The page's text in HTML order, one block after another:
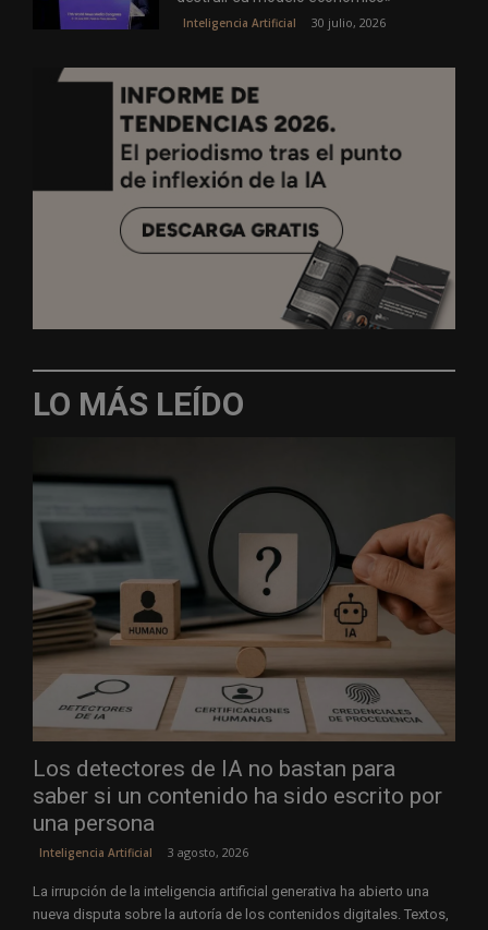
Inteligencia Artificial 30 julio, 2026
LO MÁS LEÍDO
Los detectores de IA no bastan para
saber si un contenido ha sido escrito por
una persona
Inteligencia Artificial 3 agosto, 2026
La irrupción de la inteligencia artificial generativa ha abierto una
nueva disputa sobre la autoría de los contenidos digitales. Textos,